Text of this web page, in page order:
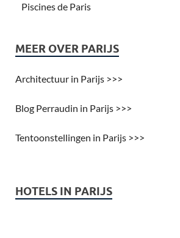
Piscines de Paris
MEER OVER PARIJS
Architectuur in Parijs >>>
Blog Perraudin in Parijs >>>
Tentoonstellingen in Parijs >>>
HOTELS IN PARIJS